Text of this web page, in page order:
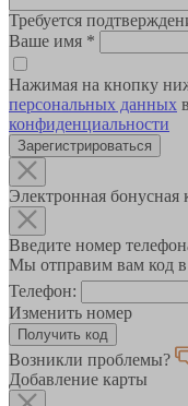
Требуется
Ваше имя *
Нажимая на кнопку
персональных данных
конфиденциальности
Зарегистрироваться
Электронная бонусная
Введите номер
Мы отправим вам код
Телефон:
Изменить номер
Возникли проблемы?
Добавление карты